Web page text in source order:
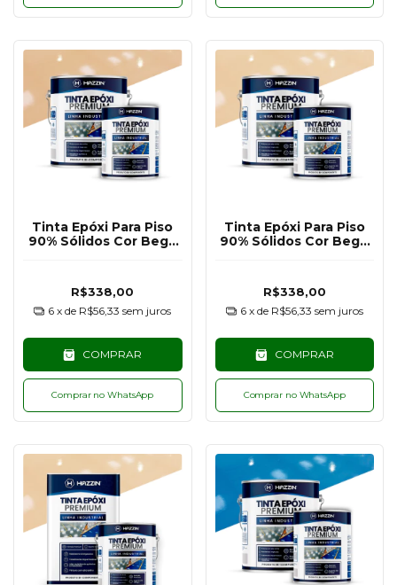
Tinta Epóxi Para Piso
90% Sólidos Cor Bege
R$338,00
6 x de R$56,33 sem juros
COMPRAR
Comprar no WhatsApp
Tinta Epóxi Para Piso
90% Sólidos Cor Bege
R$338,00
6 x de R$56,33 sem juros
COMPRAR
Comprar no WhatsApp